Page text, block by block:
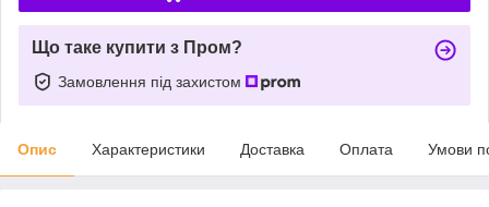
Що таке купити з Пром?
Замовлення під захистом
Опис Характеристики Доставка Оплата Умови